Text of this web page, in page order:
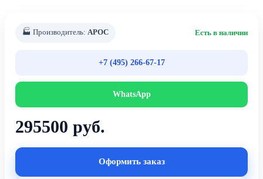
🏭 Производитель: АРОС Есть в наличии
+7 (495) 266-67-17
WhatsApp
295500 руб.
Оформить заказ